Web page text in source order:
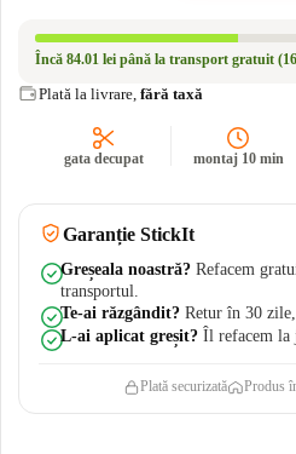
ROMANIA
|
Încă 84.01 lei până la transport gratuit
Plată la livrare, fără taxă
gata decupat montaj 10 min
Garanție StickIt
Greșeala noastră? Refacem
transportul.
Te-ai răzgândit? Retur în 30
L-ai aplicat greșit? Îl refacem la
Plată securizată Produs